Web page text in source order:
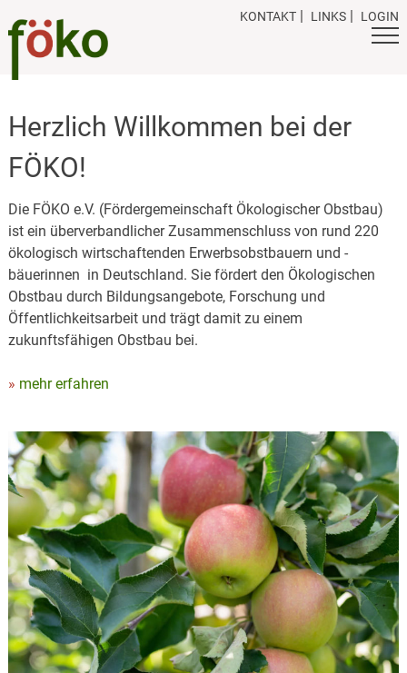
to
content
KONTAKT LINKS LOGIN
Herzlich Willkommen bei der
FÖKO!
Die FÖKO e.V. (Fördergemeinschaft Ökologischer Obstbau)
ist ein überverbandlicher Zusammenschluss von rund 220
ökologisch wirtschaftenden Erwerbsobstbauern und -
bäuerinnen in Deutschland. Sie fördert den Ökologischen
Obstbau durch Bildungsangebote, Forschung und
Öffentlichkeitsarbeit und trägt damit zu einem
zukunftsfähigen Obstbau bei.
mehr erfahren